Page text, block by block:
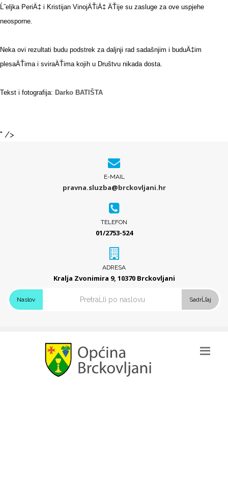
Ĺ˝eljka PeriÄ‡ i Kristijan VinojÄŤiÄ‡ ÄŤije su zasluge za ove uspjehe
neosporne.
Neka ovi rezultati budu podstrek za daljnji rad sadašnjim i buduÄ‡im
plesaÄŤima i sviraÄŤima kojih u Društvu nikada dosta.
Tekst i fotografija: Darko BATIŠTA
" />
E-MAIL
pravna.sluzba@brckovljani.hr
TELEFON
01/2753-524
ADRESA
Kralja Zvonimira 9, 10370 Brckovljani
Naslov SadrĹľaj